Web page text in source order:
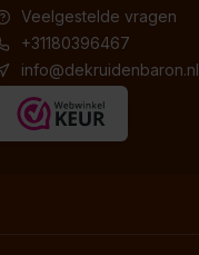
Veelgestelde vragen
+31180396467
info@dekruidenbaron.nl